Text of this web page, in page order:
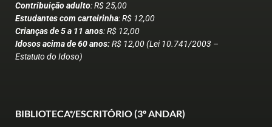
Contribuição adulto: R$ 25,00
Estudantes com carteirinha: R$ 12,00
Crianças de 5 a 11 anos: R$ 12,00
Idosos acima de 60 anos:R$ 12,00 (Lei 10.741/2003 –
Estatuto do Idoso)
BIBLIOTECA*/ESCRITÓRIO (3º ANDAR)